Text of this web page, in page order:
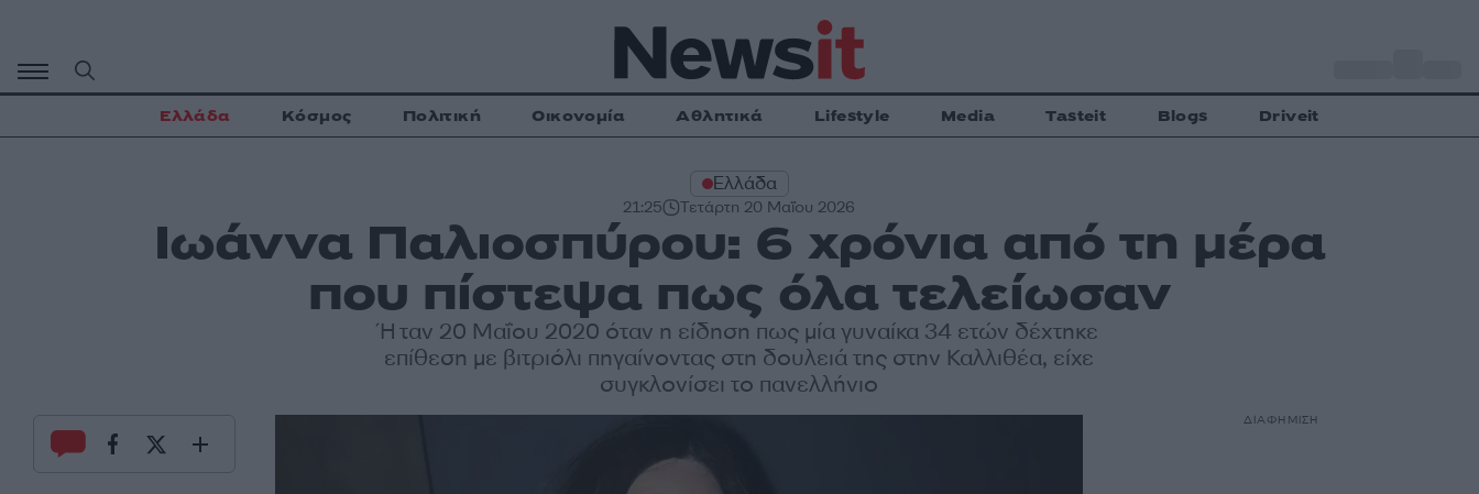
περιεχόμενο
Ελλάδα Κόσμος Πολιτική Οικονομία Αθλητικά Lifestyle Media Tasteit Blogs Driveit
Ελλάδα
21:25 Τετάρτη 20 Μαΐου 2026
Ιωάννα Παλιοσπύρου: 6 χρόνια από τη μέρα
που πίστεψα πως όλα τελείωσαν
Ήταν 20 Μαΐου 2020 όταν η είδηση πως μία γυναίκα 34 ετών δέχτηκε
επίθεση με βιτριόλι πηγαίνοντας στη δουλειά της στην Καλλιθέα, είχε
συγκλονίσει το πανελλήνιο
ΔΙΑΦΗΜΙΣΗ